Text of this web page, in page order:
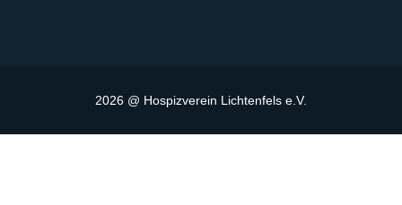
2026 @ Hospizverein Lichtenfels e.V.